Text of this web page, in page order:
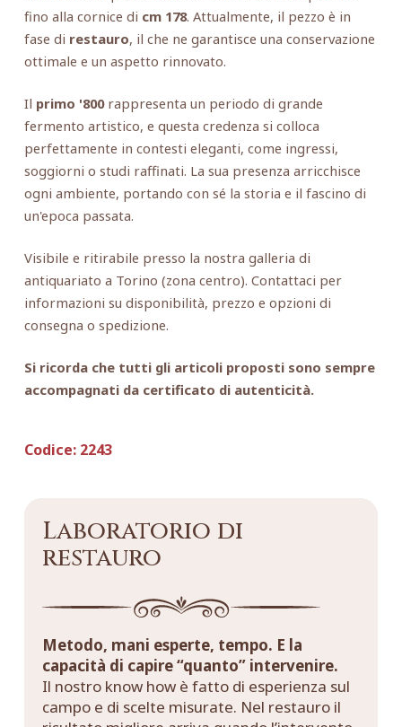
fino alla cornice di cm 178. Attualmente, il pezzo è in
fase di restauro, il che ne garantisce una conservazione
ottimale e un aspetto rinnovato.
Il primo '800rappresenta un periodo di grande
fermento artistico, e questa credenza si colloca
perfettamente in contesti eleganti, come ingressi,
soggiorni o studi raffinati. La sua presenza arricchisce
ogni ambiente, portando con sé la storia e il fascino di
un'epoca passata.
Visibile e ritirabile presso la nostra galleria di
antiquariato a Torino (zona centro). Contattaci per
informazioni su disponibilità, prezzo e opzioni di
consegna o spedizione.
Si ricorda che tutti gli articoli proposti sono sempre
accompagnati da certificato di autenticità.
Codice:2243
Laboratorio di
restauro
Metodo, mani esperte, tempo. E la
capacità di capire “quanto” intervenire.
Il nostro know how è fatto di esperienza sul
campo e di scelte misurate. Nel restauro il